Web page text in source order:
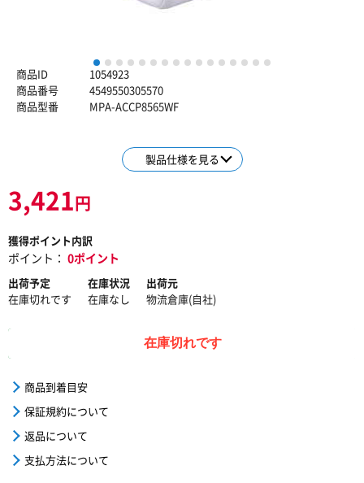
1 2 3 4 5 6 7 8 9 10 11 12 13 14 15
商品ID
1054923
商品番号
4549550305570
商品型番
MPA-ACCP8565WF
製品仕様を見る
3,421円
獲得ポイント内訳
ポイント： 0ポイント
出荷予定
在庫切れです
在庫状況
在庫なし
出荷元
物流倉庫(自社)
在庫切れです
商品到着目安
保証規約について
返品について
支払方法について